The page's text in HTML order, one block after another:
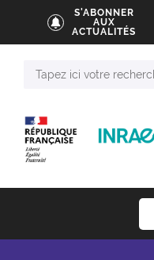
S'ABONNER
AUX
ACTUALITÉS